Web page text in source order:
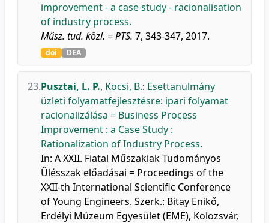
improvement - a case study - racionalisation
of industry process.
Műsz. tud. közl. = PTS. 7, 343-347, 2017.
doi DEA
23.Pusztai, L. P., Kocsi, B.: Esettanulmány
üzleti folyamatfejlesztésre: ipari folyamat
racionalizálása = Business Process
Improvement : a Case Study :
Rationalization of Industry Process.
In: A XXII. Fiatal Műszakiak Tudományos
Ülésszak előadásai = Proceedings of the
XXII-th International Scientific Conference
of Young Engineers. Szerk.: Bitay Enikő,
Erdélyi Múzeum Egyesület (EME), Kolozsvár,